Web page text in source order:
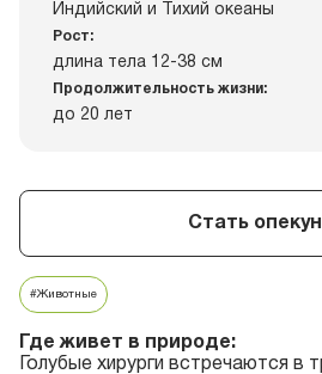
Индийский и Тихий океаны
Рост:
длина тела 12-38 см
Продолжительность жизни:
до 20 лет
Стать
#Животные
Где живет в природе:
Голубые хирурги встречаются в